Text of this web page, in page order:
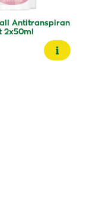
Antitranspiran
2x50ml